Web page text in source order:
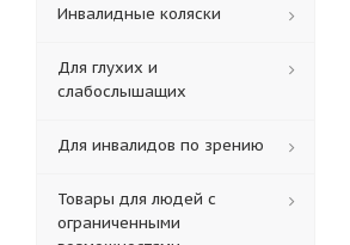
Инвалидные коляски
Для глухих и
слабослышащих
Для инвалидов по зрению
Товары для людей с
ограниченными